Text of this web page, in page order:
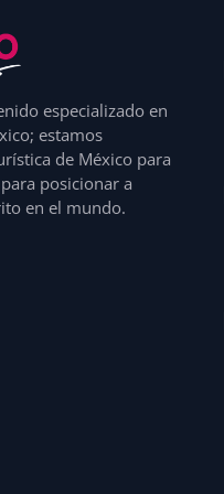
especializado en
estamos
de México para
posicionar a
en el mundo.